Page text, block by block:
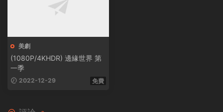
美劇
(1080P/4KHDR) 邊緣世界 第
一季
2022-12-29 免費